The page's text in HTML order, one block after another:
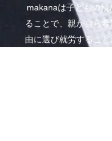
makanaは子どもの預
ることで、親が自ら
由に選び就労するこ